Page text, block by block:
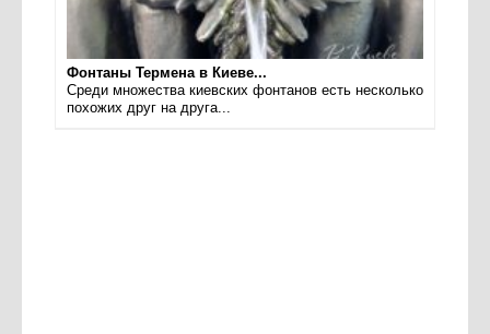
Фонтаны Термена в Киеве...
Среди множества киевских фонтанов есть несколько
похожих друг на друга...